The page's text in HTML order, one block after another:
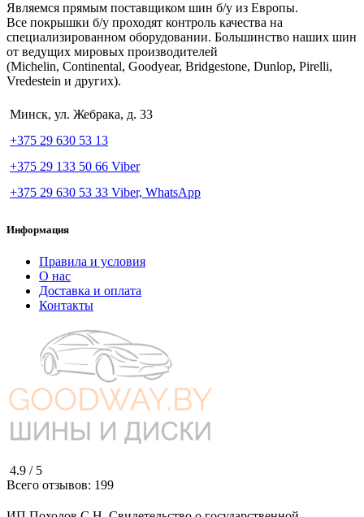
Являемся прямым поставщиком шин б/у из Европы.
Все покрышки б/у проходят контроль качества на
специализированном оборудовании. Большинство наших шин
от ведущих мировых производителей
(Michelin, Continental, Goodyear, Bridgestone, Dunlop, Pirelli,
Vredestein и других).
Минск, ул. Жебрака, д. 33
+375 29 630 53 13
+375 29 133 50 66 Viber
+375 29 630 53 33 Viber, WhatsApp
Информация
Правила и условия
О нас
Доставка и оплата
Контакты
4.9 / 5
Всего отзывов: 199